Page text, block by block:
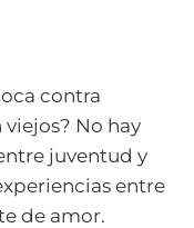
contra
No hay
juventud y
entre
de amor.